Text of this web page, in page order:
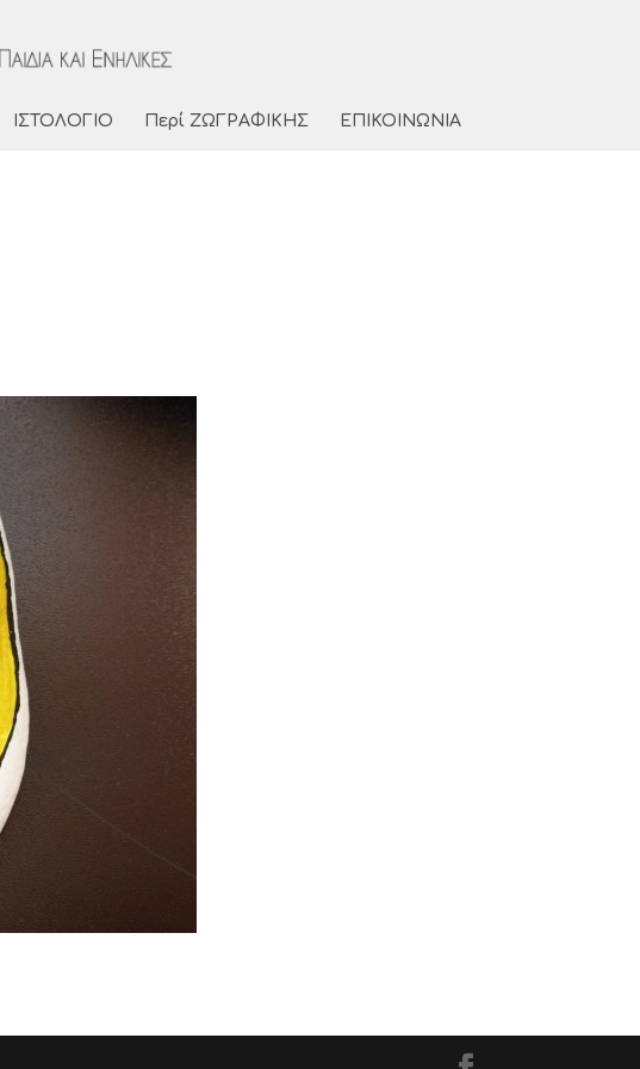
ΙΣΤΟΛΟΓΙΟ Περί ΖΩΓΡΑΦΙΚΗΣ ΕΠΙΚΟΙΝΩΝΙΑ